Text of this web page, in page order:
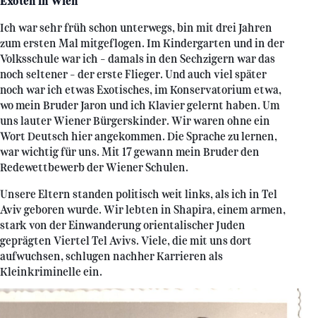
Ich war sehr früh schon unterwegs, bin mit drei Jahren
zum ersten Mal mitgeflogen. Im Kindergarten und in der
Volksschule war ich – damals in den Sechzigern war das
noch seltener – der erste Flieger. Und auch viel später
noch war ich etwas Exotisches, im Konservatorium etwa,
wo mein Bruder Jaron und ich Klavier gelernt haben. Um
uns lauter Wiener Bürgerskinder. Wir waren ohne ein
Wort Deutsch hier angekommen. Die Sprache zu lernen,
war wichtig für uns. Mit 17 gewann mein Bruder den
Redewettbewerb der Wiener Schulen.
Unsere Eltern standen politisch weit links, als ich in Tel
Aviv geboren wurde. Wir lebten in Shapira, einem armen,
stark von der Einwanderung orientalischer Juden
geprägten Viertel Tel Avivs. Viele, die mit uns dort
aufwuchsen, schlugen nachher Karrieren als
Kleinkriminelle ein.